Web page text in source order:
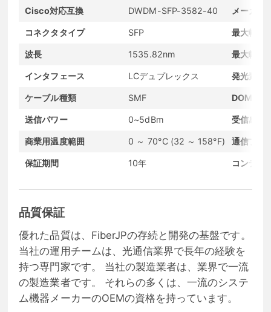
Cisco対応互換 DWDM-SFP-3582-40 メーカー
コネクタタイプ SFP 最大転送
波長 1535.82nm 最大転送
インタフェース LCデュプレックス 発光素子
ケーブル種類 SMF DOMサ
送信パワー 0~5dBm 受信感度
商業用温度範囲 0 ～ 70°C (32 ～ 158°F) 通信プロ
保証期間 10年 コンディ
品質保証
優れた品質は、FiberJPの存続と開発の基盤です。
当社の運用チームは、光通信業界で長年の経験を
持つ専門家です。 当社の製造業者は、業界で一流
の製造業者です。 それらの多くは、一流のシステ
ム機器メーカーのOEMの資格を持っています。